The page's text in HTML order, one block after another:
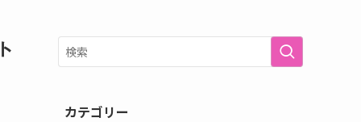
カテゴリー